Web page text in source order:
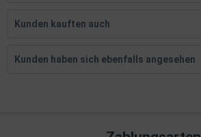
Kunden kauften auch
Kunden haben sich ebenfalls angesehen